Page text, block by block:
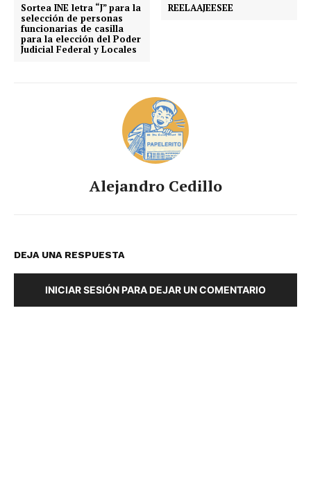
Sortea INE letra “J” para la
selección de personas
funcionarias de casilla
para la elección del Poder
Judicial Federal y Locales
REELAAJEESEE
Alejandro Cedillo
DEJA UNA RESPUESTA
INICIAR SESIÓN PARA DEJAR UN COMENTARIO